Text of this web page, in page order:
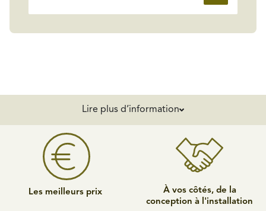
Lire plus d’information
Les meilleurs prix
À vos côtés, de la
conception à l'installation